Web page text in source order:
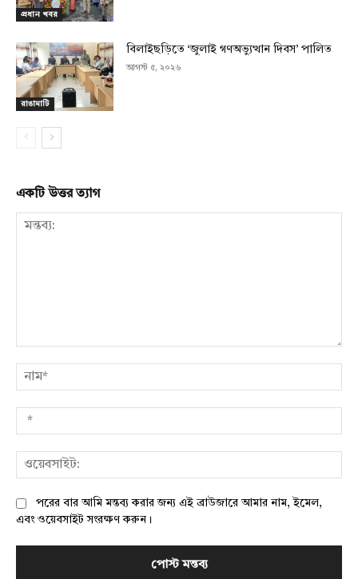
প্রধান খবর
রাঙামাটি
বিলাইছড়িতে ‘জুলাই গণঅভ্যুত্থান দিবস’ পালিত
আগস্ট ৫, ২০২৬
একটি উত্তর ত্যাগ
পরের বার আমি মন্তব্য করার জন্য এই ব্রাউজারে আমার নাম, ইমেল,
এবং ওয়েবসাইট সংরক্ষণ করুন।